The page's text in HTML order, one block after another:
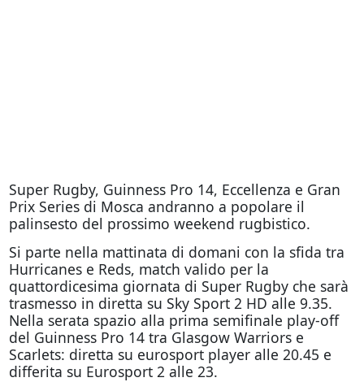
Super Rugby, Guinness Pro 14, Eccellenza e Gran
Prix Series di Mosca andranno a popolare il
palinsesto del prossimo weekend rugbistico.
Si parte nella mattinata di domani con la sfida tra
Hurricanes e Reds, match valido per la
quattordicesima giornata di Super Rugby che sarà
trasmesso in diretta su Sky Sport 2 HD alle 9.35.
Nella serata spazio alla prima semifinale play-off
del Guinness Pro 14 tra Glasgow Warriors e
Scarlets: diretta su eurosport player alle 20.45 e
differita su Eurosport 2 alle 23.